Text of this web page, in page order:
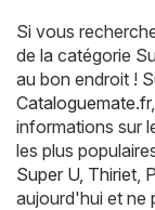
Si vous
de la catégorie
au bon endroit !
Cataloguemate.fr
informations sur
les plus
Super U, Thiriet
aujourd'hui et ne